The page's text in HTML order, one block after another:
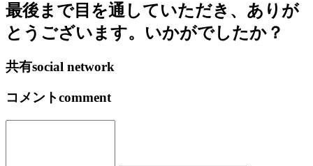
最後まで目を通していただき、ありが
とうございます。いかがでしたか？
共有social network
コメントcomment